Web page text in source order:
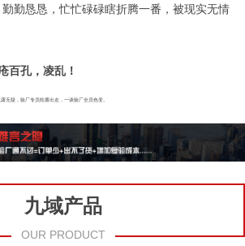
勤恳恳，忙忙碌碌瞎折腾一番，被现实无情
百孔，凌乱！
无疑，验厂专员轮番出走，一谈验厂全员色变。
九域产品
OUR PRODUCT